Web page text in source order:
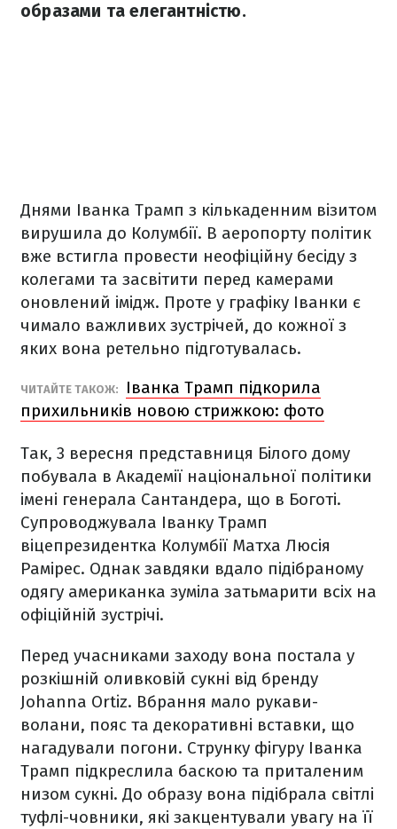
образами та елегантністю.
Днями Іванка Трамп з кількаденним візитом
вирушила до Колумбії. В аеропорту політик
вже встигла провести неофіційну бесіду з
колегами та засвітити перед камерами
оновлений імідж. Проте у графіку Іванки є
чимало важливих зустрічей, до кожної з
яких вона ретельно підготувалась.
ЧИТАЙТЕ ТАКОЖ:
Іванка Трамп підкорила
прихильників новою стрижкою: фото
Так, 3 вересня представниця Білого дому
побувала в Академії національної політики
імені генерала Сантандера, що в Боготі.
Супроводжувала Іванку Трамп
віцепрезидентка Колумбії Матха Люсія
Рамірес. Однак завдяки вдало підібраному
одягу американка зуміла затьмарити всіх на
офіційній зустрічі.
Перед учасниками заходу вона постала у
розкішній оливковій сукні від бренду
Johanna Ortiz. Вбрання мало рукави-
волани, пояс та декоративні вставки, що
нагадували погони. Струнку фігуру Іванка
Трамп підкреслила баскою та приталеним
низом сукні. До образу вона підібрала світлі
туфлі-човники, які закцентували увагу на її